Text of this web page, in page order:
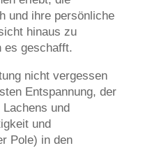
und ihre persönliche
hinaus zu
es geschafft.
nicht vergessen
Entspannung, der
und
und
Pole) in den